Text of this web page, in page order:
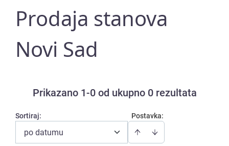
Prodaja stanova
Novi Sad
Prikazano 1-0 od ukupno 0 rezultata
Postavka:
Sortiraj:
po datumu